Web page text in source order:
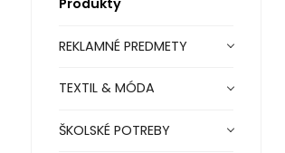
REKLAMNÉ PREDMETY
TEXTIL & MÓDA
ŠKOLSKÉ POTREBY